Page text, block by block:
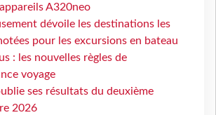
A320neo
dévoile les destinations les
pour les excursions en bateau
: les nouvelles règles de
voyage
ses résultats du deuxième
2026